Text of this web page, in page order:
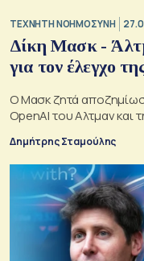
TΕΧΝΗΤΗ ΝΟΗΜΟΣΥΝΗ
Δίκη Μασκ -
για τον έλεγχο
Ο Μασκ ζητά
OpenAI του Αλτμαν και
Δημήτρης Σταμούλης